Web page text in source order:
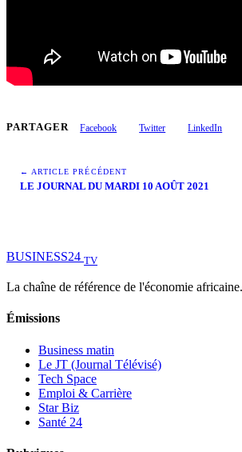
PARTAGER Facebook Twitter LinkedIn
← ARTICLE PRÉCÉDENT
LE JOURNAL DU MARDI 10 AOÛT 2021
BUSINESS24 TV
La chaîne de référence de l'économie
Émissions
Business matin
Le JT (Journal Télévisé)
Tech Space
Emploi & Carrière
Star Biz
Santé 24